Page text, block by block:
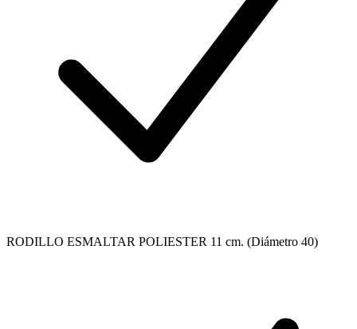
RODILLO ESMALTAR POLIESTER 11 cm. (Diámetro 40)